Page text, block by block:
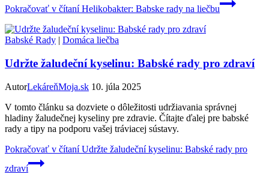
Pokračovať v čítaníHelikobakter: Babske rady na liečbu
Babské Rady | Domáca liečba
Udržte žaludeční kyselinu: Babské rady pro zdraví
AutorLekáreňMoja.sk 10. júla 2025
V tomto článku sa dozviete o dôležitosti udržiavania správnej
hladiny žaludečnej kyseliny pre zdravie. Čítajte ďalej pre babské
rady a tipy na podporu vašej tráviacej sústavy.
Pokračovať v čítaníUdržte žaludeční kyselinu: Babské rady pro
zdraví